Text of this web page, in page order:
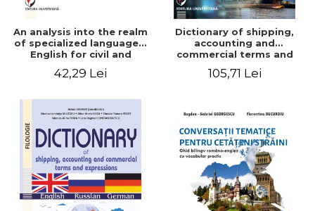
An analysis into the realm
of specialized languages.
English for civil and
42,29 Lei
Dictionary of shipping,
accounting and
commercial terms and
English-German
105,71 Lei